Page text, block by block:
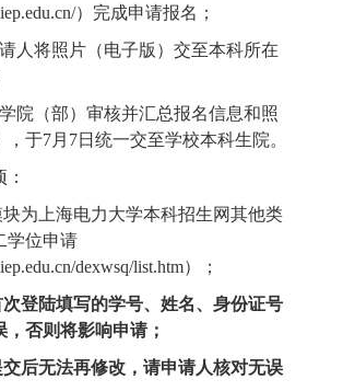
）完成申请报名；
人将照片（电子版）交至本科所在
院（部）审核并汇总报名信息和照
，于7月 7日统一交至学校本科生院。
块为上海电力大学本科招生网其他类
学位申请
dexwsq/list.htm）
；
次登陆填写的学号、姓名、身份证号
否则将影响申请；
交后无法再修改，请申请人核对无误